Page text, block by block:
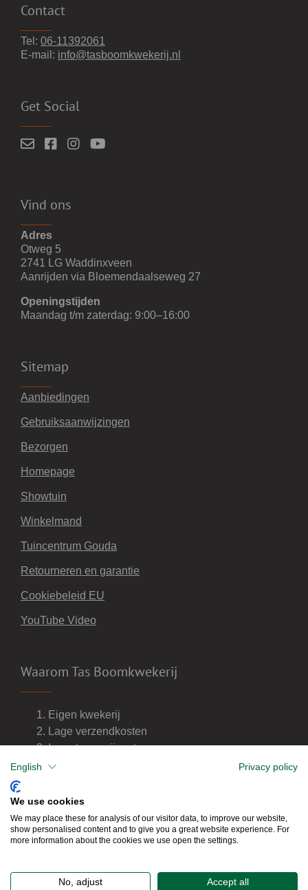
Contact
Tel: 06-11392061
E-mail: info@tasboomkwekerij.nl
Get Social
Vind ons
Adres
Otweg 5
2741 LG Waddinxveen
Aanrijden via Bloemendaalseweg 27
Openingstijden
Maandag t/m zaterdag: 9:00–16:00
Sitemap
Aanbiedingen
Gebruiksaanwijzingen
Bezorgen
Homepage
Showtuin
Winkelmand
Tuincentrum Gouda
Retourneren en garantie
Cookiebeleid EU
YouTube Video
Waarom Tas Boomkwekerij
Eigen kwekerij
Lage verzendkosten
Import van wijnvaten
Dealer van DCM meststoffen
English Privacy policy
We use cookies
We may place these for analysis of our visitor data, to improve our website,
show personalised content and to give you a great website experience. For
more information about the cookies we use open the settings.
No, adjust Accept all